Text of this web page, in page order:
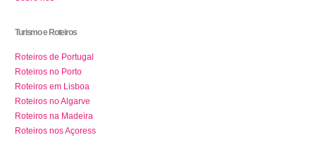
Turismo e Roteiros
Roteiros de Portugal
Roteiros no Porto
Roteiros em Lisboa
Roteiros no Algarve
Roteiros na Madeira
Roteiros nos Açoress